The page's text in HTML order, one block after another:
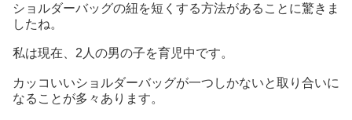
ショルダーバッグの紐を短くする方法があることに驚きま
したね。
私は現在、2人の男の子を育児中です。
カッコいいショルダーバッグが一つしかないと取り合いに
なることが多々あります。